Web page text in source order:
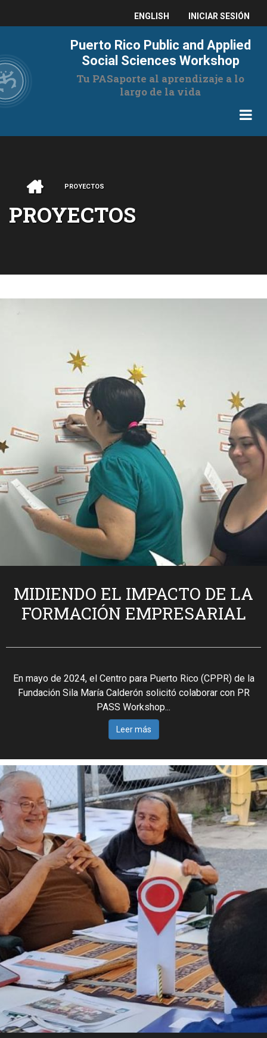
ENGLISH
USER
ACCOUNT
MENU
INICIAR SESIÓN
Puerto Rico Public and Applied
Social Sciences Workshop
Tu PASaporte al aprendizaje a lo
largo de la vida
RUTA
DE
PROYECTOS
PROYECTOS
MIDIENDO EL IMPACTO DE LA
FORMACIÓN EMPRESARIAL
En mayo de 2024, el Centro para Puerto Rico (CPPR) de la
Fundación Sila María Calderón solicitó colaborar con PR
PASS Workshop...
Leer más